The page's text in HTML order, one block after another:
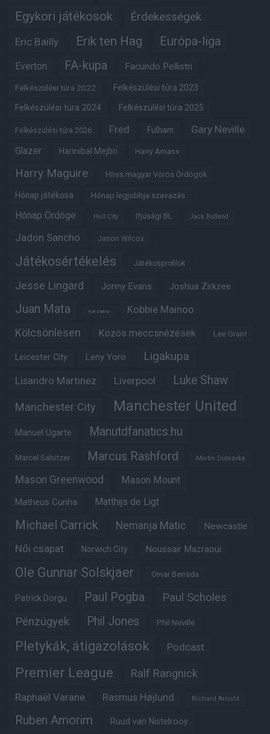
Egykori játékosok Érdekességek
Eric Bailly Erik ten Hag Európa-liga
Everton FA-kupa Facundo Pellistri
Felkészülési túra 2022 Felkészülési túra 2023
Felkészülési túra 2024 Felkészülési túra 2025
Felkészülési túra 2026 Fred Fulham Gary Neville
Glazer Hannibal Mejbri Harry Amass
Harry Maguire Híres magyar Vörös Ördögök
Hónap játékosa Hónap legjobbja szavazás
Hónap Ördöge Hull City Ifjúsági BL Jack Butland
Jadon Sancho Jason Wilcox
Játékosértékelés Játékosprofilok
Jesse Lingard Jonny Evans Joshua Zirkzee
Juan Mata Karl Darlow Kobbie Mainoo
Kölcsönlesen Közös meccsnézések Lee Grant
Leicester City Leny Yoro Ligakupa
Lisandro Martinez Liverpool Luke Shaw
Manchester City Manchester United
Manuel Ugarte Manutdfanatics.hu
Marcel Sabitzer Marcus Rashford Martin Dubravka
Mason Greenwood Mason Mount
Matheus Cunha Matthijs de Ligt
Michael Carrick Nemanja Matic Newcastle
Női csapat Norwich City Noussair Mazraoui
Ole Gunnar Solskjaer Omar Berrada
Patrick Dorgu Paul Pogba Paul Scholes
Pénzügyek Phil Jones Phil Neville
Pletykák, átigazolások Podcast
Premier League Ralf Rangnick
Raphaël Varane Rasmus Højlund Richard Arnold
Ruben Amorim Ruud van Nistelrooy